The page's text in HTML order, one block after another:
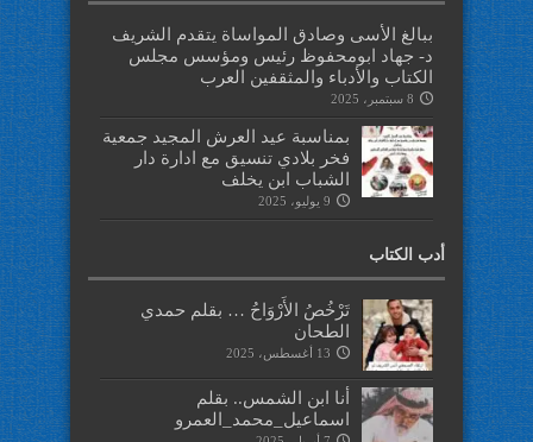
ببالغ الأسى وصادق المواساة يتقدم الشريف
د- جهاد ابومحفوظ رئيس ومؤسس مجلس
الكتاب والأدباء والمثقفين العرب
8 سبتمبر، 2025
بمناسبة عيد العرش المجيد جمعية
فخر بلادي تنسيق مع ادارة دار
الشباب ابن يخلف
9 يوليو، 2025
أدب الكتاب
تَرْخُصُ الأَرْوَاحُ … بقلم حمدي
الطحان
13 أغسطس، 2025
أنا ابن الشمس.. بقلم
اسماعيل_محمد_العمرو